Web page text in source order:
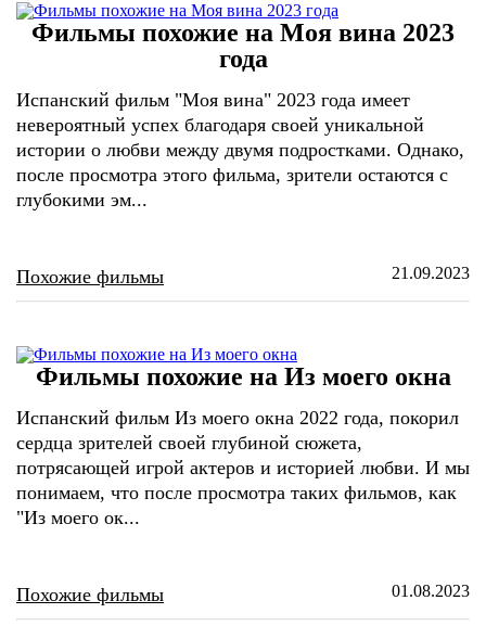
Фильмы похожие на Моя вина 2023
года
Испанский фильм "Моя вина" 2023 года имеет
невероятный успех благодаря своей уникальной
истории о любви между двумя подростками. Однако,
после просмотра этого фильма, зрители остаются с
глубокими эм...
Похожие фильмы 21.09.2023
Фильмы похожие на Из моего окна
Испанский фильм Из моего окна 2022 года, покорил
сердца зрителей своей глубиной сюжета,
потрясающей игрой актеров и историей любви. И мы
понимаем, что после просмотра таких фильмов, как
"Из моего ок...
Похожие фильмы 01.08.2023